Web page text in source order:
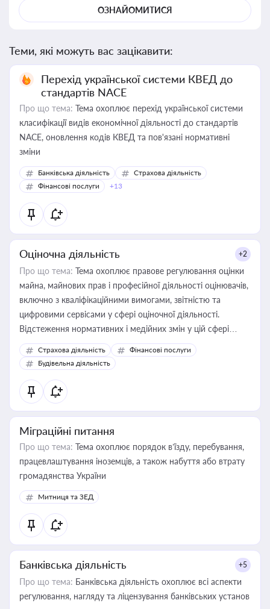
ОЗНАЙОМИТИСЯ
Теми, які можуть вас зацікавити:
Перехід української системи КВЕД до
стандартів NACE
Про що тема: Тема охоплює перехід української системи
класифікації видів економічної діяльності до стандартів
NACE, оновлення кодів КВЕД та пов'язані нормативні
зміни
Банківська діяльність
Страхова діяльність
Фінансові послуги
+13
Оціночна діяльність +2
Про що тема: Тема охоплює правове регулювання оцінки
майна, майнових прав і професійної діяльності оцінювачів,
включно з кваліфікаційними вимогами, звітністю та
цифровими сервісами у сфері оціночної діяльності.
Відстеження нормативних і медійних змін у цій сфері
корисне для власника бізнесу, керівника, юриста або
бухгалтера під час оподаткування, приватизації, оренди
державного майна, корпоративних угод і перевірки
статусу суб'єктів оціночної діяльності
Страхова діяльність
Фінансові послуги
Будівельна діяльність
Міграційні питання
Про що тема: Тема охоплює порядок в’їзду, перебування,
працевлаштування іноземців, а також набуття або втрату
громадянства України
Митниця та ЗЕД
Банківська діяльність +5
Про що тема: Банківська діяльність охоплює всі аспекти
регулювання, нагляду та ліцензування банківських установ